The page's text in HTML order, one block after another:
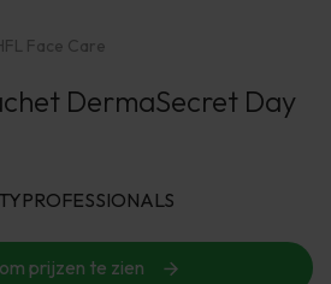
Face Care
DermaSecret Day
prijzen te zien